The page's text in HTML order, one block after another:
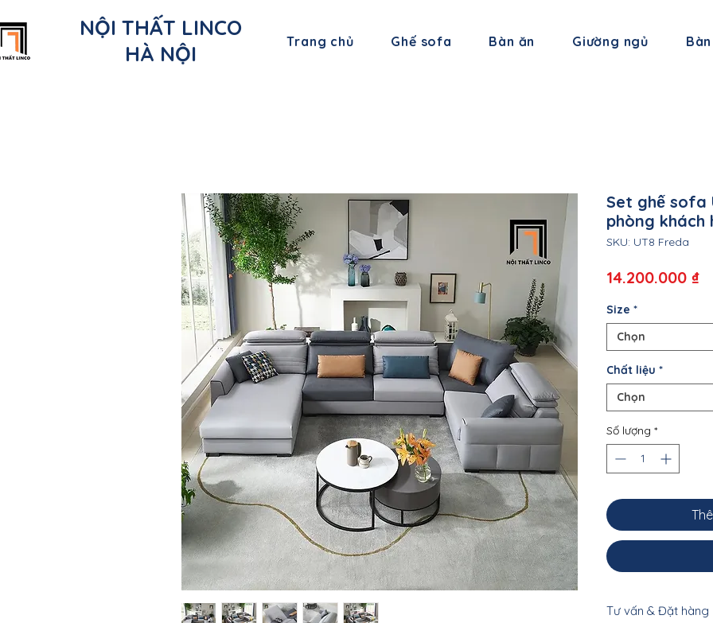
NỘI THẤT LINCO
HÀ NỘI
Trang chủ Ghế sofa Bàn ăn Giường ngủ
Set ghế sofa
phòng khách
SKU: UT8 Freda
14.200.000 ₫
Size *
Chọn
Chất liệu *
Chọn
Số lượng *
Tư vấn & Đặt hàng